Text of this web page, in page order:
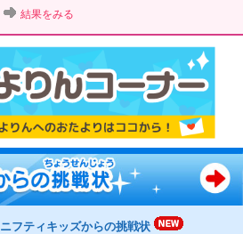
結果をみる
ニフティキッズからの挑戦状